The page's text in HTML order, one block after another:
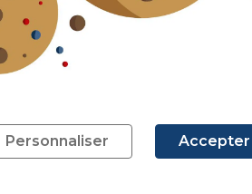
. Bien desservis par le
locative devrait donc
Personnaliser Accepter